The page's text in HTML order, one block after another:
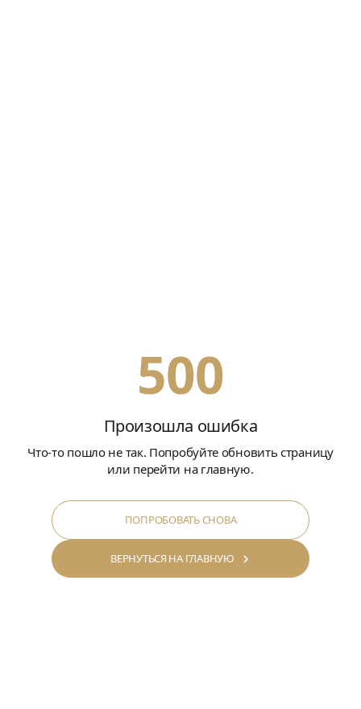
500
Произошла ошибка
Что-то пошло не так. Попробуйте обновить страницу
или перейти на главную.
ПОПРОБОВАТЬ СНОВА
ВЕРНУТЬСЯ НА ГЛАВНУЮ